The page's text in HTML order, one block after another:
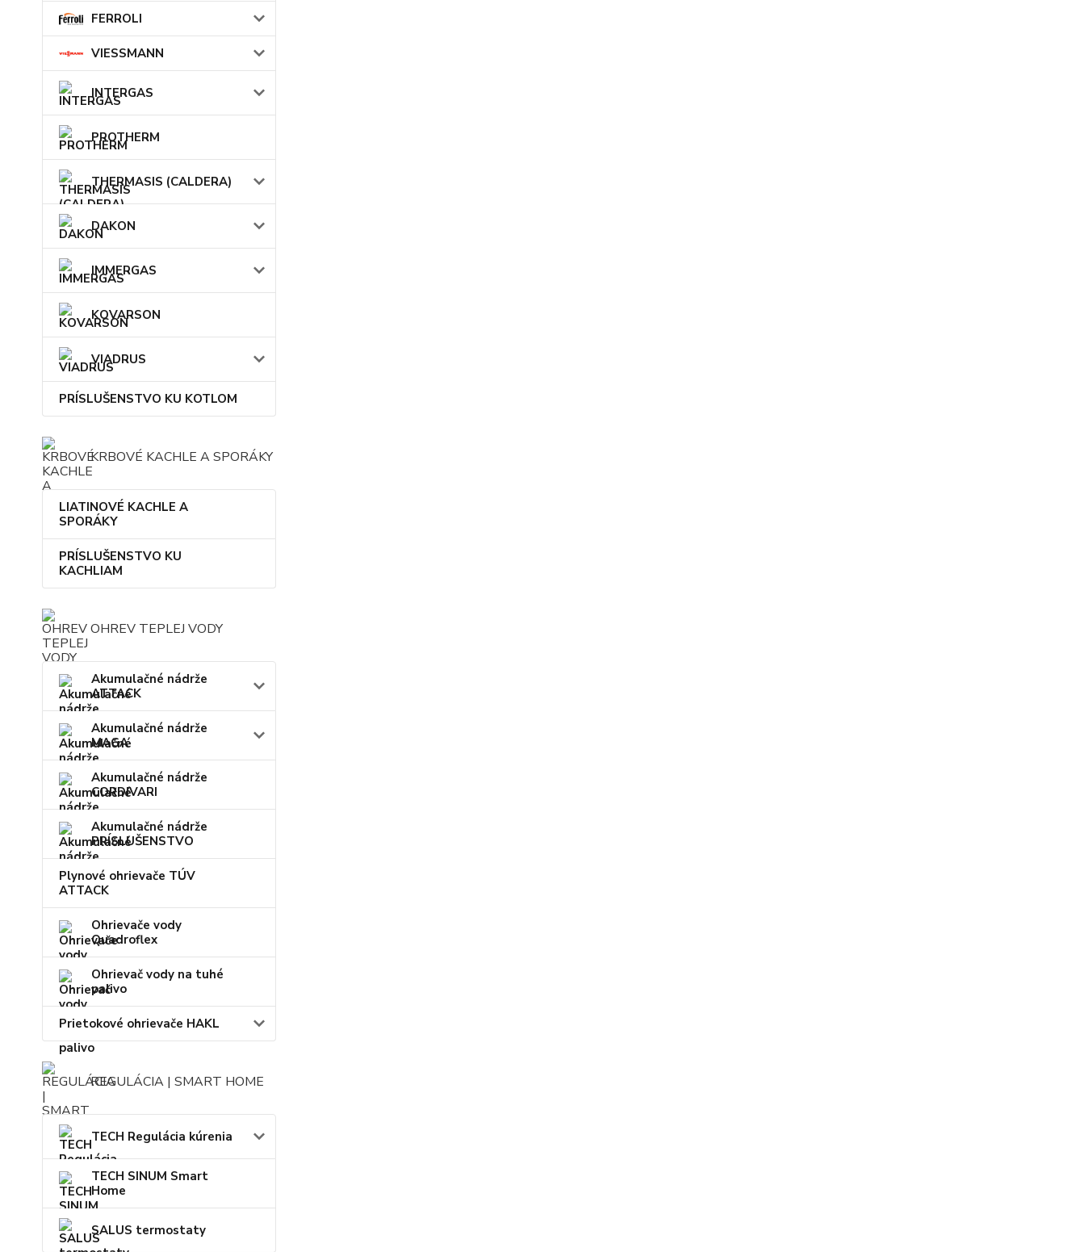
FERROLI
VIESSMANN
INTERGAS
PROTHERM
THERMASIS (CALDERA)
DAKON
IMMERGAS
KOVARSON
VIADRUS
PRÍSLUŠENSTVO KU KOTLOM
KRBOVÉ KACHLE A SPORÁKY
LIATINOVÉ KACHLE A
SPORÁKY
PRÍSLUŠENSTVO KU
KACHLIAM
OHREV TEPLEJ VODY
Akumulačné nádrže
ATTACK
Akumulačné nádrže
MAGA
Akumulačné nádrže
CORDIVARI
Akumulačné nádrže
PRÍSLUŠENSTVO
Plynové ohrievače TÚV
ATTACK
Ohrievače vody
Quadroflex
Ohrievač vody na tuhé
palivo
Prietokové ohrievače HAKL
REGULÁCIA | SMART HOME
TECH Regulácia kúrenia
TECH SINUM Smart
Home
SALUS termostaty